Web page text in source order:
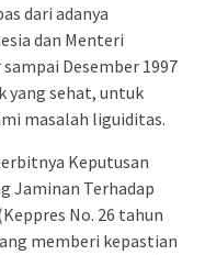
dari adanya
dan Menteri
Desember 1997
yang sehat, untuk
masalah liguiditas.
Keputusan
Jaminan Terhadap
No. 26 tahun
memberi kepastian